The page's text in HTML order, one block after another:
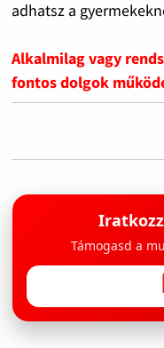
adhatsz a
Alkalmilag vagy
fontos dolgok
Támogasd a